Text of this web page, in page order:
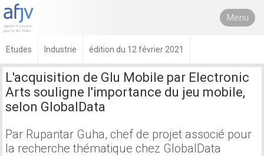
Menu
Etudes Industrie édition du 12 février 2021
L'acquisition de Glu Mobile par Electronic
Arts souligne l'importance du jeu mobile,
selon GlobalData
Par Rupantar Guha, chef de projet associé pour
la recherche thématique chez GlobalData